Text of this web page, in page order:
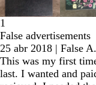
1
False advertisements
25 abr 2018 | False A.
This was my first
last. I wanted and